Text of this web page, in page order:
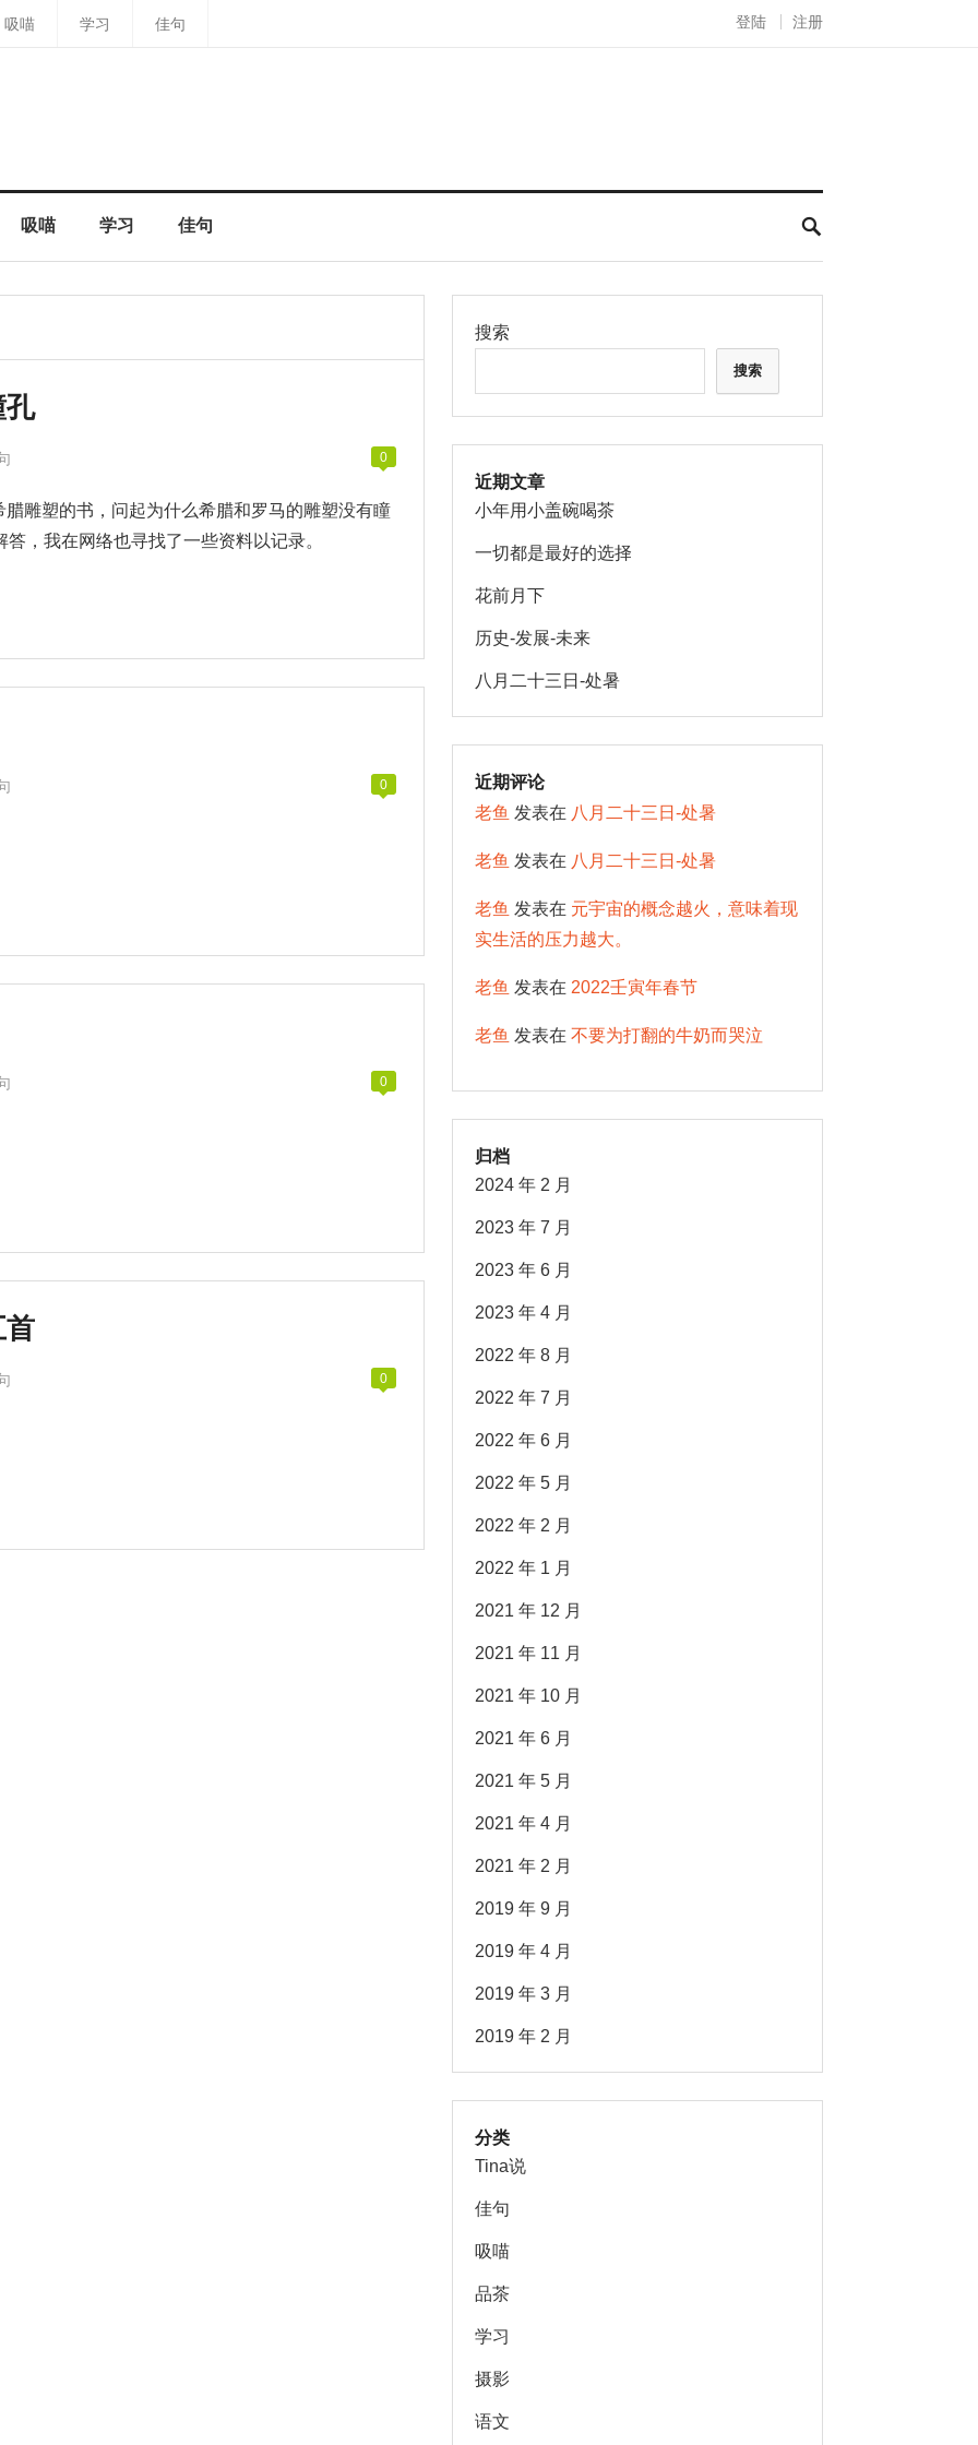
吸喵 学习 佳句 登陆 注册
吸喵 学习 佳句
孔
0
雕塑的书，问起为什么希腊和罗马的雕塑没有瞳
，我在网络也寻找了一些资料以记录。
0
0
首
0
搜索
搜索
近期文章
小年用小盖碗喝茶
一切都是最好的选择
花前月下
历史-发展-未来
八月二十三日-处暑
近期评论
老鱼 发表在 八月二十三日-处暑
老鱼 发表在 八月二十三日-处暑
老鱼 发表在 元宇宙的概念越火，意味着现
实生活的压力越大。
老鱼 发表在 2022壬寅年春节
老鱼 发表在 不要为打翻的牛奶而哭泣
归档
2024 年 2 月
2023 年 7 月
2023 年 6 月
2023 年 4 月
2022 年 8 月
2022 年 7 月
2022 年 6 月
2022 年 5 月
2022 年 2 月
2022 年 1 月
2021 年 12 月
2021 年 11 月
2021 年 10 月
2021 年 6 月
2021 年 5 月
2021 年 4 月
2021 年 2 月
2019 年 9 月
2019 年 4 月
2019 年 3 月
2019 年 2 月
分类
Tina说
佳句
吸喵
品茶
学习
摄影
语文